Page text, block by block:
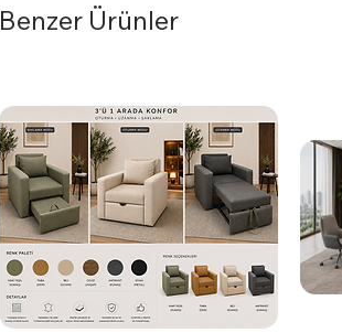
Benzer Ürünler